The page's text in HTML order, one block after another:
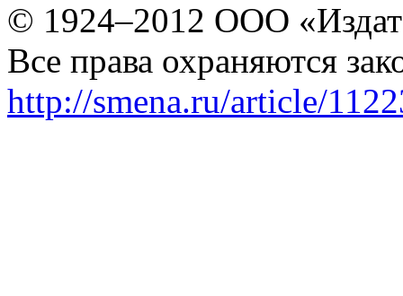
© 1924–2012 ООО
Все права охраняются
http://smena.ru/article/